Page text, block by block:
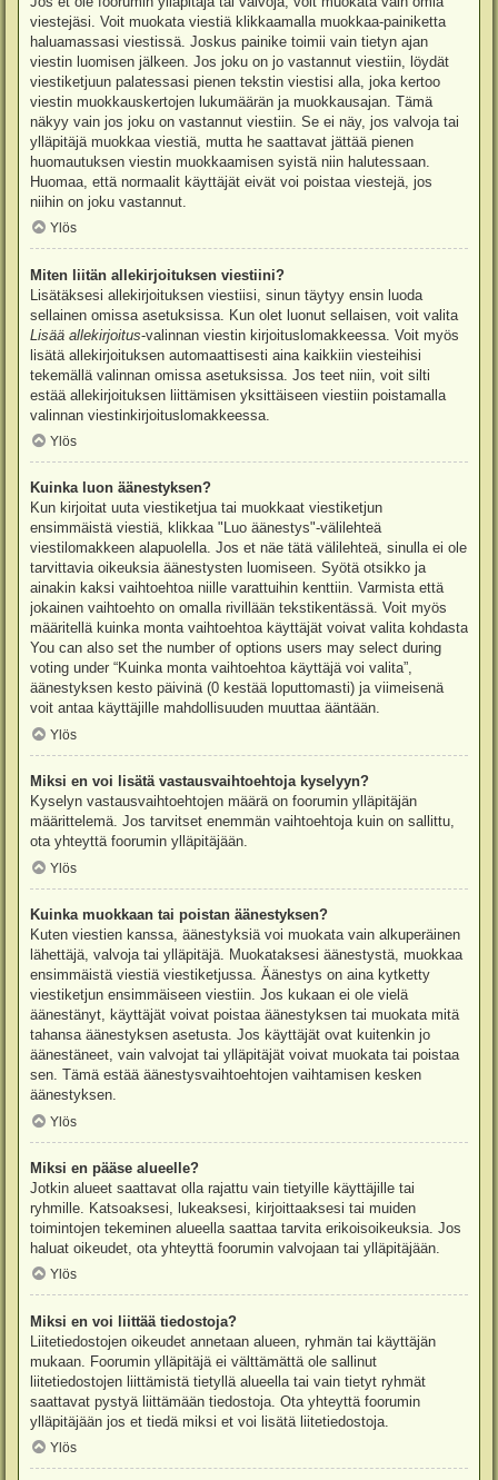
viestejäsi. Voit muokata viestiä klikkaamalla muokkaa-painiketta
haluamassasi viestissä. Joskus painike toimii vain tietyn ajan
viestin luomisen jälkeen. Jos joku on jo vastannut viestiin, löydät
viestiketjuun palatessasi pienen tekstin viestisi alla, joka kertoo
viestin muokkauskertojen lukumäärän ja muokkausajan. Tämä
näkyy vain jos joku on vastannut viestiin. Se ei näy, jos valvoja tai
ylläpitäjä muokkaa viestiä, mutta he saattavat jättää pienen
huomautuksen viestin muokkaamisen syistä niin halutessaan.
Huomaa, että normaalit käyttäjät eivät voi poistaa viestejä, jos
niihin on joku vastannut.
Ylös
Miten liitän allekirjoituksen viestiini?
Lisätäksesi allekirjoituksen viestiisi, sinun täytyy ensin luoda
sellainen omissa asetuksissa. Kun olet luonut sellaisen, voit valita
Lisää allekirjoitus-valinnan viestin kirjoituslomakkeessa. Voit myös
lisätä allekirjoituksen automaattisesti aina kaikkiin viesteihisi
tekemällä valinnan omissa asetuksissa. Jos teet niin, voit silti
estää allekirjoituksen liittämisen yksittäiseen viestiin poistamalla
valinnan viestinkirjoituslomakkeessa.
Ylös
Kuinka luon äänestyksen?
Kun kirjoitat uuta viestiketjua tai muokkaat viestiketjun
ensimmäistä viestiä, klikkaa "Luo äänestys"-välilehteä
viestilomakkeen alapuolella. Jos et näe tätä välilehteä, sinulla ei ole
tarvittavia oikeuksia äänestysten luomiseen. Syötä otsikko ja
ainakin kaksi vaihtoehtoa niille varattuihin kenttiin. Varmista että
jokainen vaihtoehto on omalla rivillään tekstikentässä. Voit myös
määritellä kuinka monta vaihtoehtoa käyttäjät voivat valita kohdasta
You can also set the number of options users may select during
voting under “Kuinka monta vaihtoehtoa käyttäjä voi valita”,
äänestyksen kesto päivinä (0 kestää loputtomasti) ja viimeisenä
voit antaa käyttäjille mahdollisuuden muuttaa ääntään.
Ylös
Miksi en voi lisätä vastausvaihtoehtoja kyselyyn?
Kyselyn vastausvaihtoehtojen määrä on foorumin ylläpitäjän
määrittelemä. Jos tarvitset enemmän vaihtoehtoja kuin on sallittu,
ota yhteyttä foorumin ylläpitäjään.
Ylös
Kuinka muokkaan tai poistan äänestyksen?
Kuten viestien kanssa, äänestyksiä voi muokata vain alkuperäinen
lähettäjä, valvoja tai ylläpitäjä. Muokataksesi äänestystä, muokkaa
ensimmäistä viestiä viestiketjussa. Äänestys on aina kytketty
viestiketjun ensimmäiseen viestiin. Jos kukaan ei ole vielä
äänestänyt, käyttäjät voivat poistaa äänestyksen tai muokata mitä
tahansa äänestyksen asetusta. Jos käyttäjät ovat kuitenkin jo
äänestäneet, vain valvojat tai ylläpitäjät voivat muokata tai poistaa
sen. Tämä estää äänestysvaihtoehtojen vaihtamisen kesken
äänestyksen.
Ylös
Miksi en pääse alueelle?
Jotkin alueet saattavat olla rajattu vain tietyille käyttäjille tai
ryhmille. Katsoaksesi, lukeaksesi, kirjoittaaksesi tai muiden
toimintojen tekeminen alueella saattaa tarvita erikoisoikeuksia. Jos
haluat oikeudet, ota yhteyttä foorumin valvojaan tai ylläpitäjään.
Ylös
Miksi en voi liittää tiedostoja?
Liitetiedostojen oikeudet annetaan alueen, ryhmän tai käyttäjän
mukaan. Foorumin ylläpitäjä ei välttämättä ole sallinut
liitetiedostojen liittämistä tietyllä alueella tai vain tietyt ryhmät
saattavat pystyä liittämään tiedostoja. Ota yhteyttä foorumin
ylläpitäjään jos et tiedä miksi et voi lisätä liitetiedostoja.
Ylös